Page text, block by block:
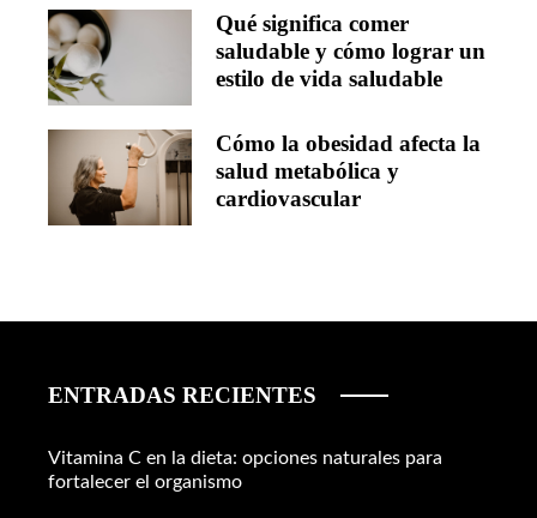
Qué significa comer
saludable y cómo lograr un
estilo de vida saludable
Cómo la obesidad afecta la
salud metabólica y
cardiovascular
ENTRADAS RECIENTES
Vitamina C en la dieta: opciones naturales para
fortalecer el organismo